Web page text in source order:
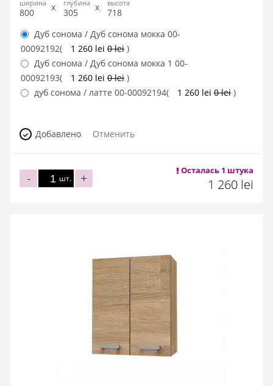
ширина
800
глубина
305
высота
718
Дуб сонома / Дуб сонома мокка 00-
00092192( 1 260 lei 0 lei )
Дуб сонома / Дуб сонома мокка 1 00-
00092193( 1 260 lei 0 lei )
дуб сонома / латте 00-00092194( 1 260 lei 0 lei )
Добавлено Отменить
шт. +
- Осталась 1 штука
1 260 lei